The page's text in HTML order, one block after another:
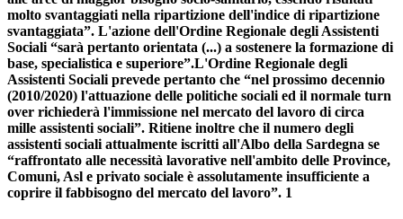
molto svantaggiati nella ripartizione dell'indice di ripartizione
svantaggiata”. L'azione dell'Ordine Regionale degli Assistenti
Sociali “sarà pertanto orientata (...) a sostenere la formazione di
base, specialistica e superiore”.L'Ordine Regionale degli
Assistenti Sociali prevede pertanto che “nel prossimo decennio
(2010/2020) l'attuazione delle politiche sociali ed il normale turn
over richiederà l'immissione nel mercato del lavoro di circa
mille assistenti sociali”. Ritiene inoltre che il numero degli
assistenti sociali attualmente iscritti all'Albo della Sardegna se
“raffrontato alle necessità lavorative nell'ambito delle Province,
Comuni, Asl e privato sociale è assolutamente insufficiente a
coprire il fabbisogno del mercato del lavoro”. 1